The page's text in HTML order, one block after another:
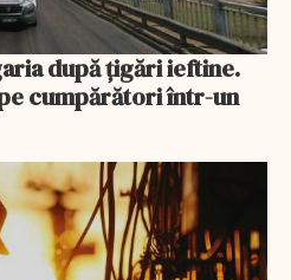
după țigări ieftine.
cumpărători într-un